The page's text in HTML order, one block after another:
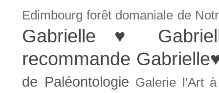
Edimbourg forêt domaniale de
Gabrielle ♥
recommande
de Paléontologie Galerie l'Art